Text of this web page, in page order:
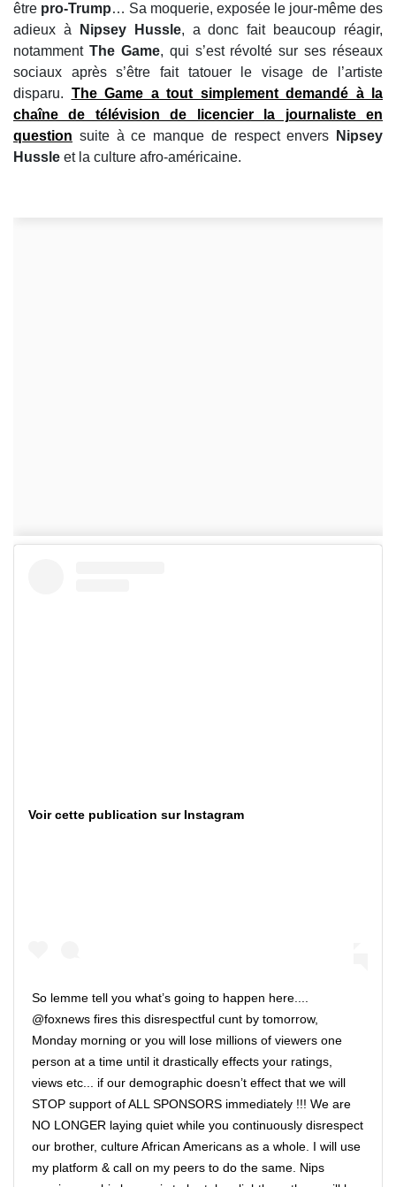
être pro-Trump… Sa moquerie, exposée le jour-même des
adieux à
Nipsey Hussle, a donc fait beaucoup réagir,
notamment The Game, qui s’est révolté sur ses réseaux
sociaux après s’être fait tatouer le visage de l’artiste
disparu. The Game a tout simplement demandé à la
chaîne de télévision de licencier la journaliste en
question suite à ce manque de respect envers
Nipsey
Hussle et la culture afro-américaine.
Voir cette publication sur Instagram
So lemme tell you what’s going to happen here....
@foxnews fires this disrespectful cunt by tomorrow,
Monday morning or you will lose millions of viewers one
person at a time until it drastically effects your ratings,
views etc... if our demographic doesn’t effect that we will
STOP support of ALL SPONSORS immediately !!! We are
NO LONGER laying quiet while you continuously disrespect
our brother, culture African Americans as a whole. I will use
my platform & call on my peers to do the same. Nips